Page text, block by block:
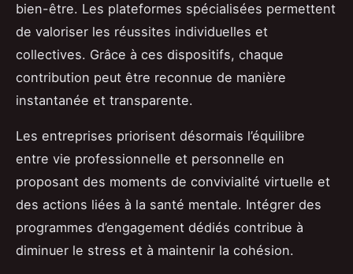
bien-être. Les plateformes spécialisées permettent
de valoriser les réussites individuelles et
collectives. Grâce à ces dispositifs, chaque
contribution peut être reconnue de manière
instantanée et transparente.
Les entreprises priorisent désormais l’équilibre
entre vie professionnelle et personnelle en
proposant des moments de convivialité virtuelle et
des actions liées à la santé mentale. Intégrer des
programmes d’engagement dédiés contribue à
diminuer le stress et à maintenir la cohésion.